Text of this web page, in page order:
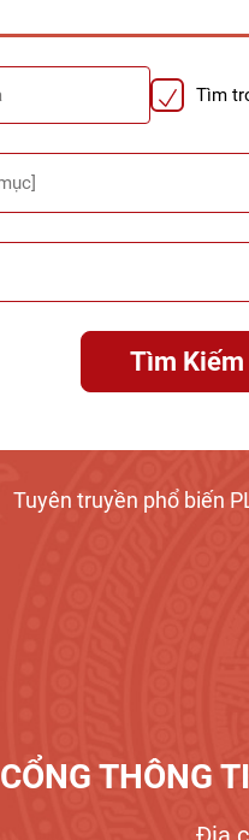
Tìm
Tìm Kiếm
CỔNG THÔNG
Tuyên truyền phổ biến